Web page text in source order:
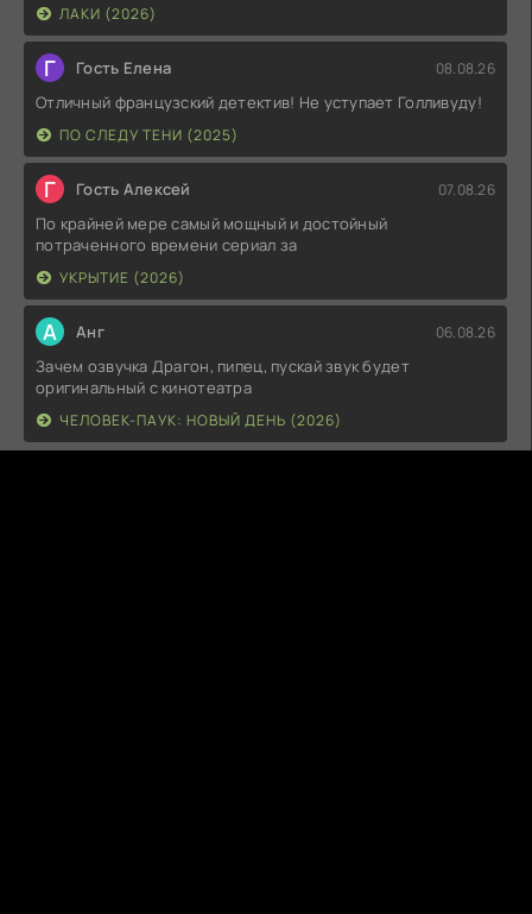
ЛАКИ (2026)
Г Гость Елена 08.08.26
Отличный французский детектив! Не уступает Голливуду!
ПО СЛЕДУ ТЕНИ (2025)
Г Гость Алексей 07.08.26
По крайней мере самый мощный и достойный
потраченного времени сериал за
УКРЫТИЕ (2026)
А Анг 06.08.26
Зачем озвучка Драгон, пипец, пускай звук будет
оригинальный с кинотеатра
ЧЕЛОВЕК-ПАУК: НОВЫЙ ДЕНЬ (2026)